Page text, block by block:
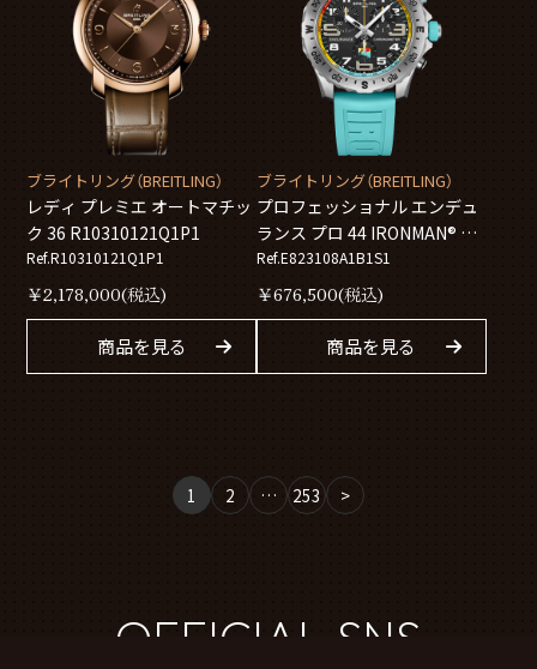
ブライトリング（BREITLING）
レディ プレミエ オートマチッ
ク 36 R10310121Q1P1
Ref.R10310121Q1P1
￥2,178,000(税込)
商品を見る
ブライトリング（BREITLING）
プロフェッショナル エンデュ
ランス プロ 44 IRONMAN® ワ
ールドチャンピオンシップ
2026 E823108A1B1S1
Ref.E823108A1B1S1
￥676,500(税込)
商品を見る
1 2 … 253 >
OFFICIAL SNS